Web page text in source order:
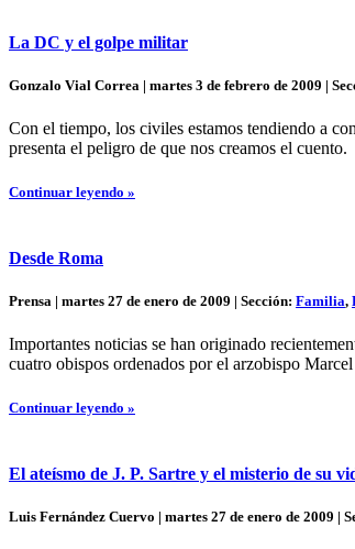
La DC y el golpe militar
Gonzalo Vial Correa | martes 3 de febrero de 2009 |
Con el tiempo, los civiles estamos tendiendo a
presenta el peligro de que nos creamos el cuento.
Continuar leyendo »
Desde Roma
Prensa | martes 27 de enero de 2009 | Sección: Familia,
Importantes noticias se han originado
cuatro obispos ordenados por el arzobispo
Continuar leyendo »
El ateísmo de J. P. Sartre y el misterio de su
Luis Fernández Cuervo | martes 27 de enero de 2009 |